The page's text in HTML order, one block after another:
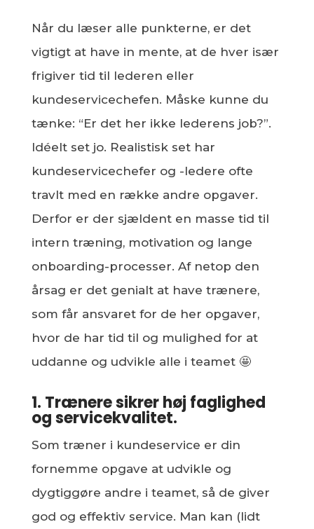
Når du læser alle punkterne, er det
vigtigt at have in mente, at de hver især
frigiver tid til lederen eller
kundeservicechefen. Måske kunne du
tænke: “Er det her ikke lederens job?”.
Idéelt set jo. Realistisk set har
kundeservicechefer og -ledere ofte
travlt med en række andre opgaver.
Derfor er der sjældent en masse tid til
intern træning, motivation og lange
onboarding-processer. Af netop den
årsag er det genialt at have trænere,
som får ansvaret for de her opgaver,
hvor de har tid til og mulighed for at
uddanne og udvikle alle i teamet 🤩
1. Trænere sikrer høj faglighed
og servicekvalitet.
Som træner i kundeservice er din
fornemme opgave at udvikle og
dygtiggøre andre i teamet, så de giver
god og effektiv service. Man kan (lidt